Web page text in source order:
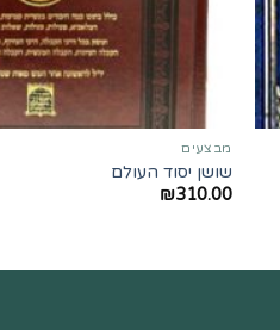
מבצעים
שושן יסוד העולם
₪310.00